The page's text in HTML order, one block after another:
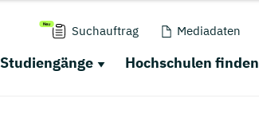
Suchauftrag Mediadaten
Studiengänge Hochschulen finden